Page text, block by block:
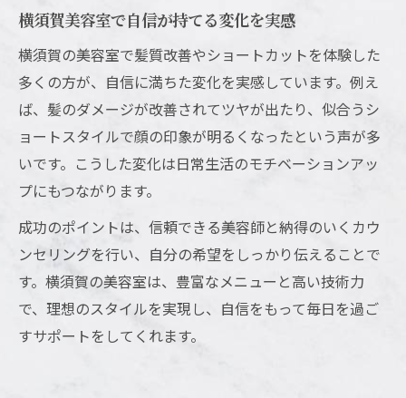
横須賀美容室で自信が持てる変化を実感
横須賀の美容室で髪質改善やショートカットを体験した
多くの方が、自信に満ちた変化を実感しています。例え
ば、髪のダメージが改善されてツヤが出たり、似合うシ
ョートスタイルで顔の印象が明るくなったという声が多
いです。こうした変化は日常生活のモチベーションアッ
プにもつながります。
成功のポイントは、信頼できる美容師と納得のいくカウ
ンセリングを行い、自分の希望をしっかり伝えることで
す。横須賀の美容室は、豊富なメニューと高い技術力
で、理想のスタイルを実現し、自信をもって毎日を過ご
すサポートをしてくれます。